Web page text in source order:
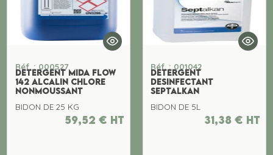
Réf. : 000527
DETERGENT MIDA FLOW
142 ALCALIN CHLORE
NONMOUSSANT
BIDON DE 25 KG
59,52 € ht
Réf. : 001042
DETERGENT
DESINFECTANT
SEPTALKAN
BIDON DE 5L
31,38 € ht